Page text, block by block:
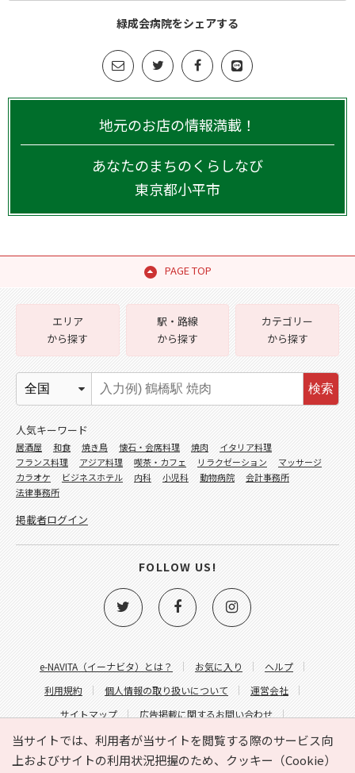
緑成会病院をシェアする
地元のお店の情報満載！
あなたのまちのくらしなび
東京都小平市
PAGE TOP
当サイトでは、利用者が当サイトを閲覧する際のサービス向
上およびサイトの利用状況把握のため、クッキー（Cookie）
e-NAVITA（イーナビタ）とは？ お気に入り
ヘルプ
利用規約
個人情報の取り扱いについて
運営会社
サイトマップ
広告掲載に関するお問い合わせ
サイトの内容に関するお問い合わせ
エリア
から探す
駅・路線
から探す
カテゴリー
から探す
検索
人気キーワード
居酒屋 和食 焼き鳥 懐石・会席料理 焼肉
イタリア料理
フランス料理
アジア料理 喫茶・カフェ リラクゼーション
マッサージ
カラオケ
ビジネスホテル 内科 小児科 動物病院
会計事務所
法律事務所
掲載者ログイン
FOLLOW US!